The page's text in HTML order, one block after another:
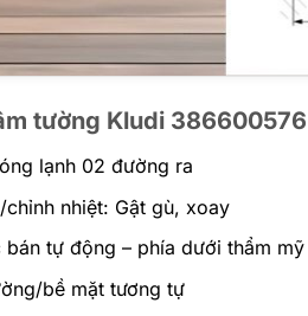
tường Kludi
lạnh 02 đường ra
nhiệt: Gật gù, xoay
bán tự động – phía dưới thẩm mỹ
bề mặt tương tự